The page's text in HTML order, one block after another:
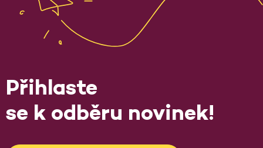
Přihlaste
se k odběru novinek!